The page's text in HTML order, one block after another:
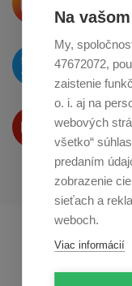
Na
My,
47672072,
zaistenie
o. i. aj na
webových
všetko“
predaním
zobrazenie
sieťach a
weboch.
Viac informácií
o
O novinkách
na
Produkty
na